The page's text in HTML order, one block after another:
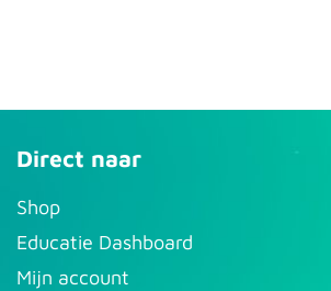
Direct naar
S​hop
Educatie Dashboard
Mijn account